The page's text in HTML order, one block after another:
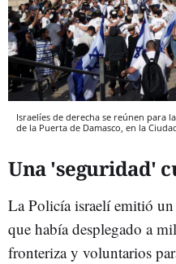
Israelíes de derecha se reúnen para
de la Puerta de Damasco, en la
Una 'seguridad'
La Policía israelí emitió
que había desplegado a
fronteriza y voluntarios